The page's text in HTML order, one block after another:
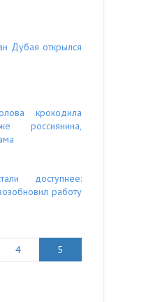
Дубая открылся
крокодила
россиянина,
доступнее:
работу
4
5